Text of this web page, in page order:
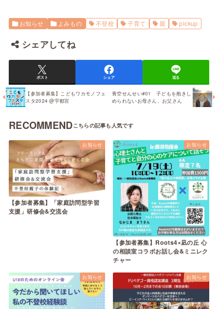
お知らせ よみもの 不登校 子育て 親 pickup
シェアしてね
ポスト シェア 送る
【参加者募集】こどもワカモノフェ
スタ2024 @宇都宮
青空せんせい#01 子どもを抱きし
められないお母さん、お父さん
RECOMMEND
お知らせ
【参加者募集】「家庭訪問型学習
支援」研修会&交流会
お知らせ
【参加者募集】Roots4×凪の丘 心
の相談室コラボお話し会&ミニレク
チャー
お知らせ お知らせ